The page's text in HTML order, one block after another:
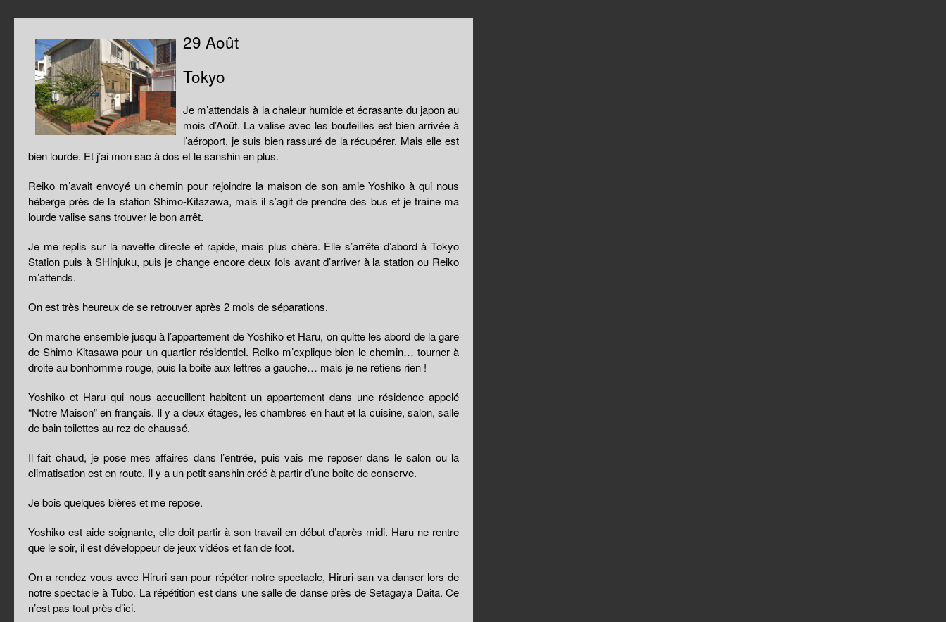
29 Août
Tokyo
Je m’attendais à la chaleur humide et écrasante du japon au
mois d’Août. La valise avec les bouteilles est bien arrivée à
l’aéroport, je suis bien rassuré de la récupérer. Mais elle est
bien lourde. Et j’ai mon sac à dos et le sanshin en plus.
Reiko m’avait envoyé un chemin pour rejoindre la maison de son amie Yoshiko à qui nous
héberge près de la station Shimo-Kitazawa, mais il s’agit de prendre des bus et je traîne ma
lourde valise sans trouver le bon arrêt.
Je me replis sur la navette directe et rapide, mais plus chère. Elle s’arrête d’abord à Tokyo
Station puis à SHinjuku, puis je change encore deux fois avant d’arriver à la station ou Reiko
m’attends.
On est très heureux de se retrouver après 2 mois de séparations.
On marche ensemble jusqu à l’appartement de Yoshiko et Haru, on quitte les abord de la gare
de Shimo Kitasawa pour un quartier résidentiel. Reiko m’explique bien le chemin… tourner à
droite au bonhomme rouge, puis la boite aux lettres a gauche… mais je ne retiens rien !
Yoshiko et Haru qui nous accueillent habitent un appartement dans une résidence appelé
“Notre Maison” en français. Il y a deux étages, les chambres en haut et la cuisine, salon, salle
de bain toilettes au rez de chaussé.
Il fait chaud, je pose mes affaires dans l’entrée, puis vais me reposer dans le salon ou la
climatisation est en route. Il y a un petit sanshin créé à partir d’une boite de conserve.
Je bois quelques bières et me repose.
Yoshiko est aide soignante, elle doit partir à son travail en début d’après midi. Haru ne rentre
que le soir, il est développeur de jeux vidéos et fan de foot.
On a rendez vous avec Hiruri-san pour répéter notre spectacle, Hiruri-san va danser lors de
notre spectacle à Tubo. La répétition est dans une salle de danse près de Setagaya Daita. Ce
n’est pas tout près d’ici.